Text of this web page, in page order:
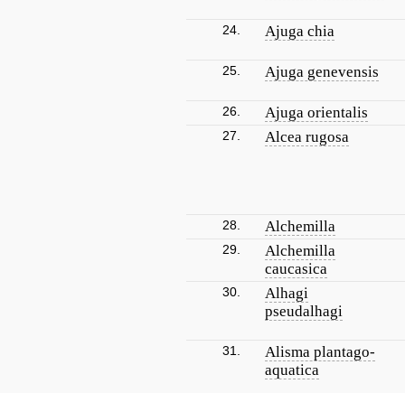
24. Ajuga chia
25. Ajuga genevensis
26. Ajuga orientalis
27. Alcea rugosa
28. Alchemilla
29.
Alchemilla
caucasica
30.
Alhagi
pseudalhagi
31.
Alisma plantago-
aquatica